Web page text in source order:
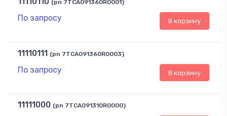
(pn 7TCA091360R0001)
По запросу В корзину
11110111 (pn 7TCA091360R0003)
По запросу В корзину
11111000 (pn 7TCA091310R0000)